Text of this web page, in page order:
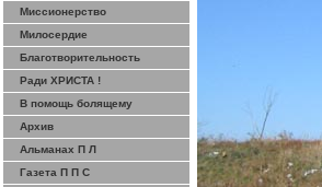
Миссионерство
Милосердие
Благотворительность
Ради ХРИСТА !
В помощь болящему
Архив
Альманах П Л
Газета П П С